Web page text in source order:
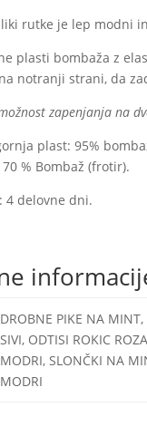
rutke je lep modni
plasti bombaža z
notranji strani, da
zapenjanja na
plast: 95%
% Bombaž (frotir).
4 delovne dni.
DROBNE PIKE NA MINT,
SIVI, ODTISI ROKIC
MODRI, SLONČKI NA
MODRI